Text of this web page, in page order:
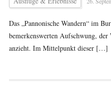
Das „Pannonische Wandern“ im
bemerkenswerten Aufschwung, der
anzieht. Im Mittelpunkt dieser […]